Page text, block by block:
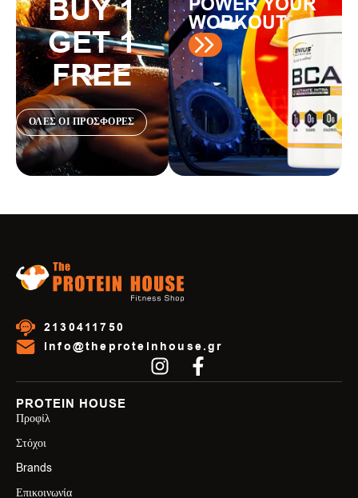
BUY 1
GET 1
FREE
ΟΛΕΣ ΟΙ ΠΡΟΣΦΟΡΕΣ
WORKOUT
2130411750
info@theproteinhouse.gr
PROTEIN HOUSE
Προφίλ
Στόχοι
Brands
Επικοινωνία